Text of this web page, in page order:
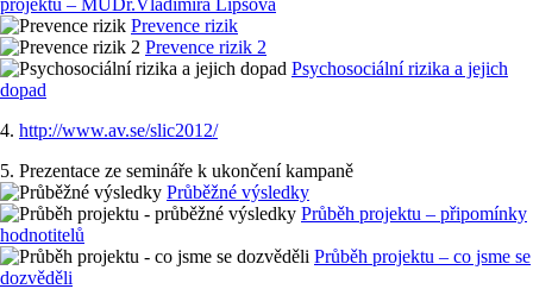
Prevence rizik
Prevence rizik 2
Psychosociální rizika a jejich
dopad
4. http://www.av.se/slic2012/
5. Prezentace ze semináře k ukončení kampaně
Průběžné výsledky
Průběh projektu – připomínky
hodnotitelů
Průběh projektu – co jsme se
dozvěděli